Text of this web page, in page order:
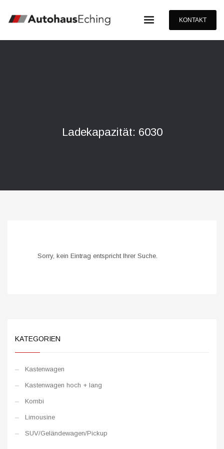
KONTAKT
Ladekapazität: 6030
Sorry, kein Eintrag entspricht Ihrer Suche.
KATEGORIEN
Kastenwagen
Kastenwagen hoch + lang
Kombi
Limousine
SUV/Geländewagen/Pickup